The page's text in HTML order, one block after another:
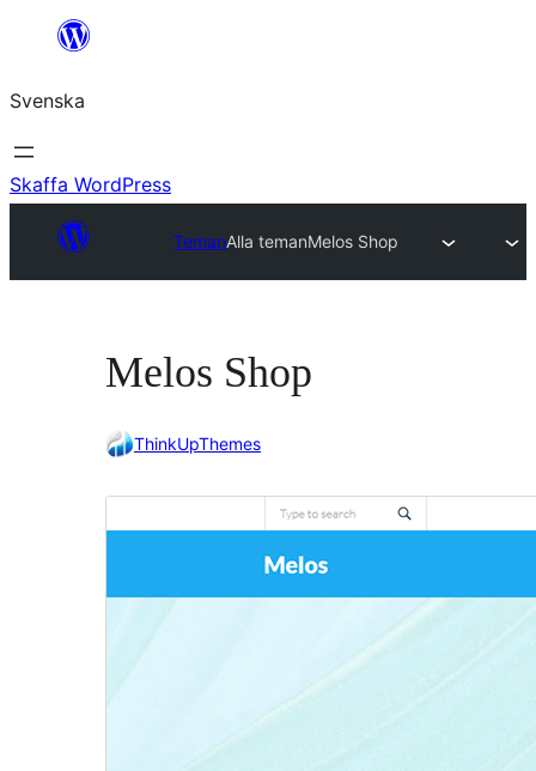
Hoppa
innehåll
Svenska
Skaffa WordPress
TemanAlla temanMelos Shop
Melos Shop
ThinkUpThemes